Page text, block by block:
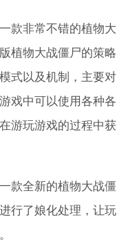
款非常不错的植物大
植物大战僵尸的策略
式以及机制，主要对
戏中可以使用各种各
游玩游戏的过程中获
款全新的植物大战僵
行了娘化处理，让玩